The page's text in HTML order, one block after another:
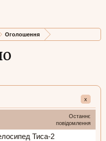
Оголошення
x
Останнє
повідомлення
Тиса-2